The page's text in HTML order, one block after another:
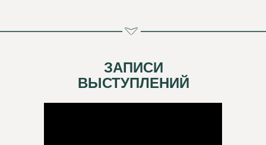
ЗАПИСИ
ВЫСТУПЛЕНИЙ